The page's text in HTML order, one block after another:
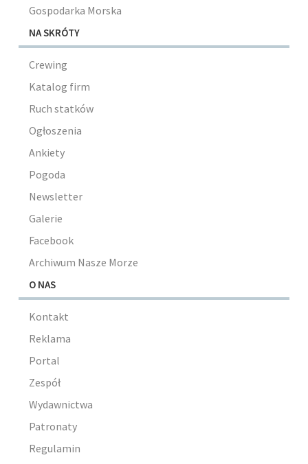
Gospodarka Morska
NA SKRÓTY
Crewing
Katalog firm
Ruch statków
Ogłoszenia
Ankiety
Pogoda
Newsletter
Galerie
Facebook
Archiwum Nasze Morze
O NAS
Kontakt
Reklama
Portal
Zespół
Wydawnictwa
Patronaty
Regulamin